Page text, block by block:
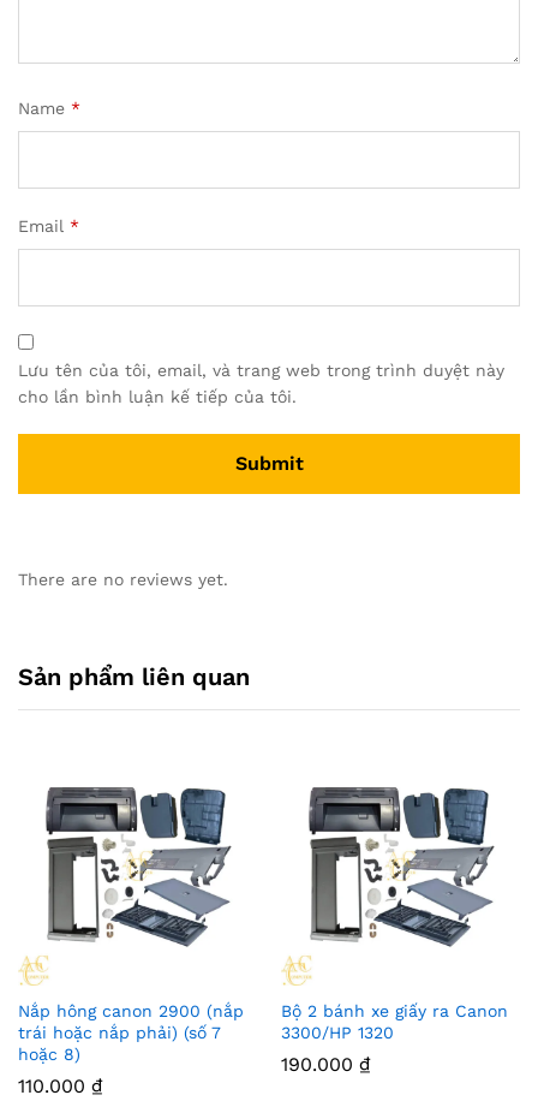
Name *
Email *
Lưu tên của tôi, email, và trang web trong trình duyệt này
cho lần bình luận kế tiếp của tôi.
There are no reviews yet.
Sản phẩm liên quan
Nắp hông canon 2900 (nắp
trái hoặc nắp phải) (số 7
hoặc 8)
110.000 ₫
Bộ 2 bánh xe giấy ra Canon
3300/HP 1320
190.000 ₫